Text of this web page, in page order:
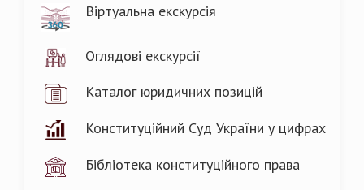
Віртуальна екскурсія
Оглядові екскурсії
Каталог юридичних позицій
Конституційний Суд України у цифрах
Бібліотека конституційного права